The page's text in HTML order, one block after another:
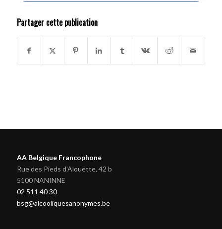
Partager cette publication
AA Belgique Francophone
Rue des Pieds d'Alouette, 42 b
5100 NANINNE
02 511 40 30
bsg@alcooliquesanonymes.be